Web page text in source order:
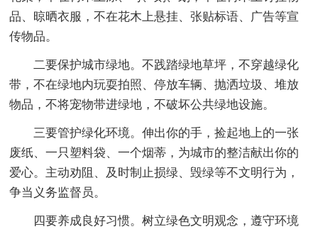
品、晾晒衣服，不在花木上悬挂、张贴标语、广告等宣
传物品。
二要保护城市绿地。不践踏绿地草坪，不穿越绿化
带，不在绿地内玩耍拍照、停放车辆、抛洒垃圾、堆放
物品，不将宠物带进绿地，不破坏公共绿地设施。
三要管护绿化环境。伸出你的手，捡起地上的一张
废纸、一只塑料袋、一个烟蒂，为城市的整洁献出你的
爱心。主动劝阻、及时制止损绿、毁绿等不文明行为，
争当义务监督员。
四要养成良好习惯。树立绿色文明观念，遵守环境